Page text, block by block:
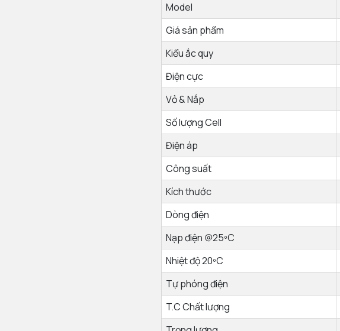
Model
Giá sản phẩm
Kiểu ắc quy
Điện cực
Vỏ & Nắp
Số lượng Cell
Điện áp
Công suất
Kích thước
Dòng điện
Nạp điện @25ºC
Nhiệt độ 20ºC
Tự phóng điện
T.C Chất lượng